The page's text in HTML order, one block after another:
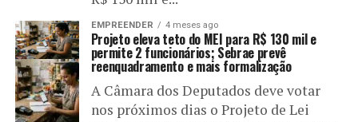
EMPREENDER 4 meses ago
Projeto eleva teto do MEI para R$ 130 mil e
permite 2 funcionários; Sebrae prevê
reenquadramento e mais formalização
A Câmara dos Deputados deve votar
nos próximos dias o Projeto de Lei